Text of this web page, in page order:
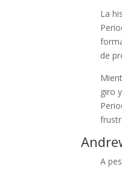
La
de
giro
A